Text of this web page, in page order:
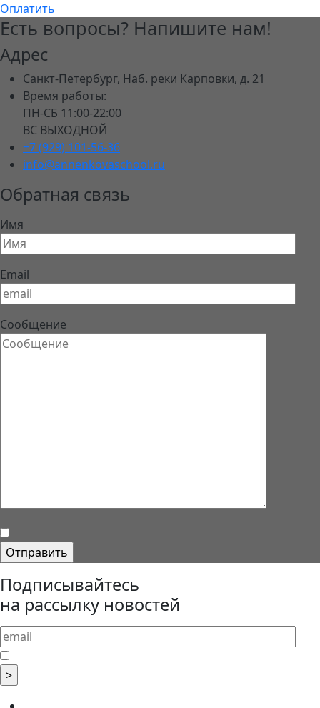
Оплатить
Есть вопросы? Напишите нам!
Адрес
Санкт-Петербург, Наб. реки Карповки, д. 21
Время работы:
ПН-СБ 11:00-22:00
ВС ВЫХОДНОЙ
+7 (929) 101-56-36
info@annenkovaschool.ru
Обратная связь
Имя
Email
Сообщение
Подписывайтесь
на рассылку новостей